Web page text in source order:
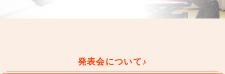
発表会について♪